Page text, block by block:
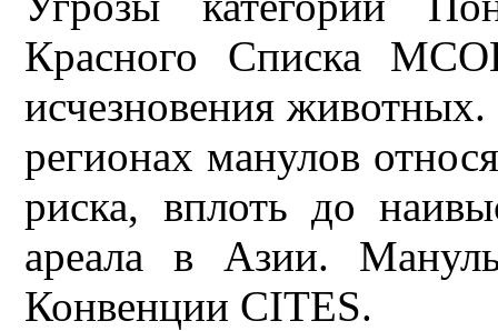
Красного Списка
исчезновения
регионах манулов
риска, вплоть до
ареала в Азии.
Конвенции CITES.